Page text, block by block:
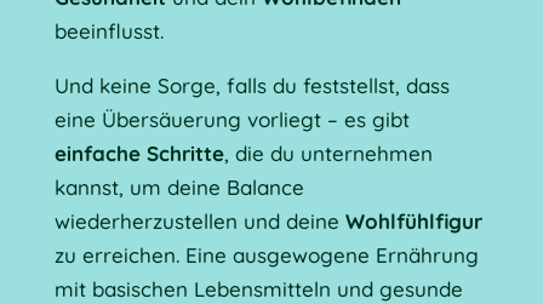
beeinflusst.
Und keine Sorge, falls du feststellst, dass
eine Übersäuerung vorliegt – es gibt
einfache Schritte, die du unternehmen
kannst, um deine Balance
wiederherzustellen und deine Wohlfühlfigur
zu erreichen. Eine ausgewogene Ernährung
mit basischen Lebensmitteln und gesunde